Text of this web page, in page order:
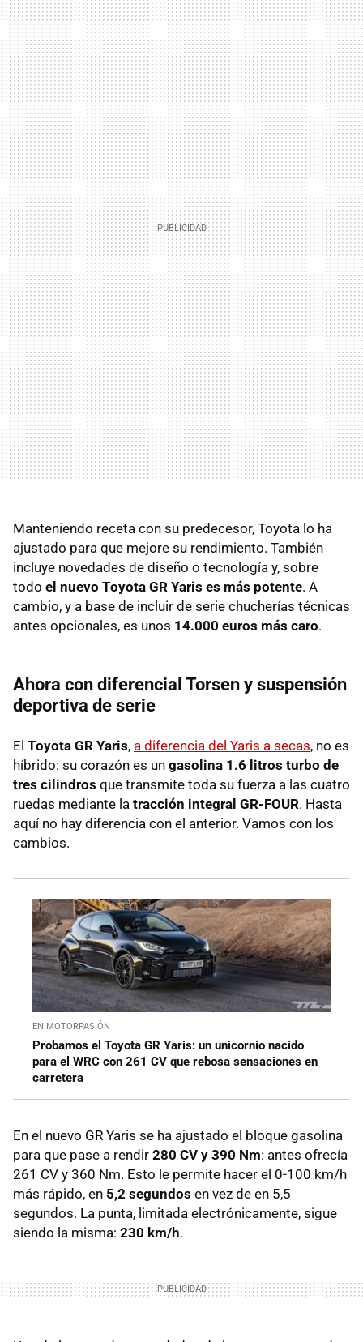
Manteniendo receta con su predecesor, Toyota lo ha
ajustado para que mejore su rendimiento. También
incluye novedades de diseño o tecnología y, sobre
todo el nuevo Toyota GR Yaris es más potente. A
cambio, y a base de incluir de serie chucherías técnicas
antes opcionales, es unos 14.000 euros más caro.
Ahora con diferencial Torsen y suspensión
deportiva de serie
El Toyota GR Yaris, a diferencia del Yaris a secas, no es
híbrido: su corazón es un gasolina 1.6 litros turbo de
tres cilindros que transmite toda su fuerza a las cuatro
ruedas mediante la tracción integral GR-FOUR. Hasta
aquí no hay diferencia con el anterior. Vamos con los
cambios.
EN MOTORPASIÓN
Probamos el Toyota GR Yaris: un unicornio nacido
para el WRC con 261 CV que rebosa sensaciones en
carretera
En el nuevo GR Yaris se ha ajustado el bloque gasolina
para que pase a rendir 280 CV y 390 Nm: antes ofrecía
261 CV y 360 Nm. Esto le permite hacer el 0-100 km/h
más rápido, en 5,2 segundos en vez de en 5,5
segundos. La punta, limitada electrónicamente, sigue
siendo la misma: 230 km/h.